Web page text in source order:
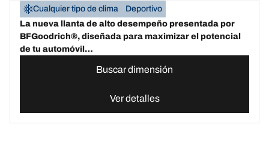
Cualquier tipo de clima
Deportivo
La nueva llanta de alto desempeño presentada por
BFGoodrich®, diseñada para maximizar el potencial
de tu automóvil…
Buscar dimensión
Ver detalles